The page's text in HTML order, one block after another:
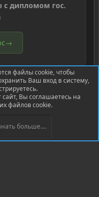
с дипломом гос.
→
2026 XenForo Ltd.
файлы cookie, чтобы
Ваш вход в систему,
Вы соглашаетесь на
файлов cookie.
больше....